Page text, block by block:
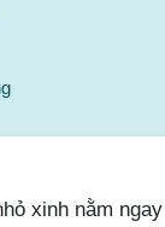
xinh nằm